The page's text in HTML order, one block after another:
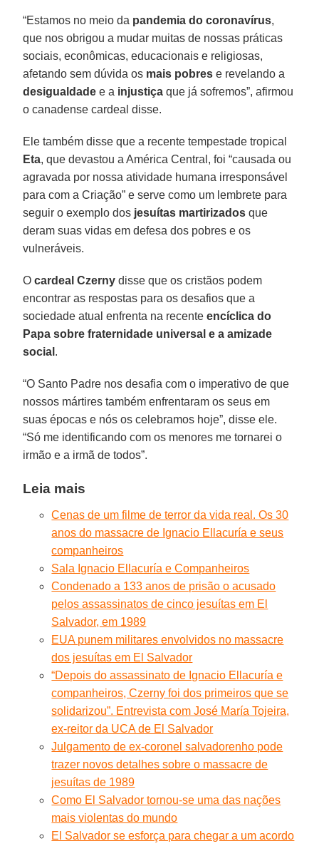
“Estamos no meio da pandemia do coronavírus,
que nos obrigou a mudar muitas de nossas práticas
sociais, econômicas, educacionais e religiosas,
afetando sem dúvida os mais pobres e revelando a
desigualdade e a injustiça que já sofremos”, afirmou
o canadense cardeal disse.
Ele também disse que a recente tempestade tropical
Eta, que devastou a América Central, foi “causada ou
agravada por nossa atividade humana irresponsável
para com a Criação” e serve como um lembrete para
seguir o exemplo dos jesuítas martirizados que
deram suas vidas em defesa dos pobres e os
vulneráveis.
Ocardeal Czerny disse que os cristãos podem
encontrar as respostas para os desafios que a
sociedade atual enfrenta na recenteencíclica do
Papa sobre fraternidade universal e a amizade
social .
“O Santo Padre nos desafia com o imperativo de que
nossos mártires também enfrentaram os seus em
suas épocas e nós os celebramos hoje”, disse ele.
“Só me identificando com os menores me tornarei o
irmão e a irmã de todos”.
Leia mais
Cenas de um filme de terror da vida real. Os 30
anos do massacre de Ignacio Ellacuría e seus
companheiros
Sala Ignacio Ellacuría e Companheiros
Condenado a 133 anos de prisão o acusado
pelos assassinatos de cinco jesuítas em El
Salvador, em 1989
EUA punem militares envolvidos no massacre
dos jesuítas em El Salvador
“Depois do assassinato de Ignacio Ellacuría e
companheiros, Czerny foi dos primeiros que se
solidarizou”. Entrevista com José María Tojeira,
ex-reitor da UCA de El Salvador
Julgamento de ex-coronel salvadorenho pode
trazer novos detalhes sobre o massacre de
jesuítas de 1989
Como El Salvador tornou-se uma das nações
mais violentas do mundo
El Salvador se esforça para chegar a um acordo